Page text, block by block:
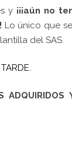
y ¡¡¡aún no
Lo único que
del SAS.
ADQUIRIDOS